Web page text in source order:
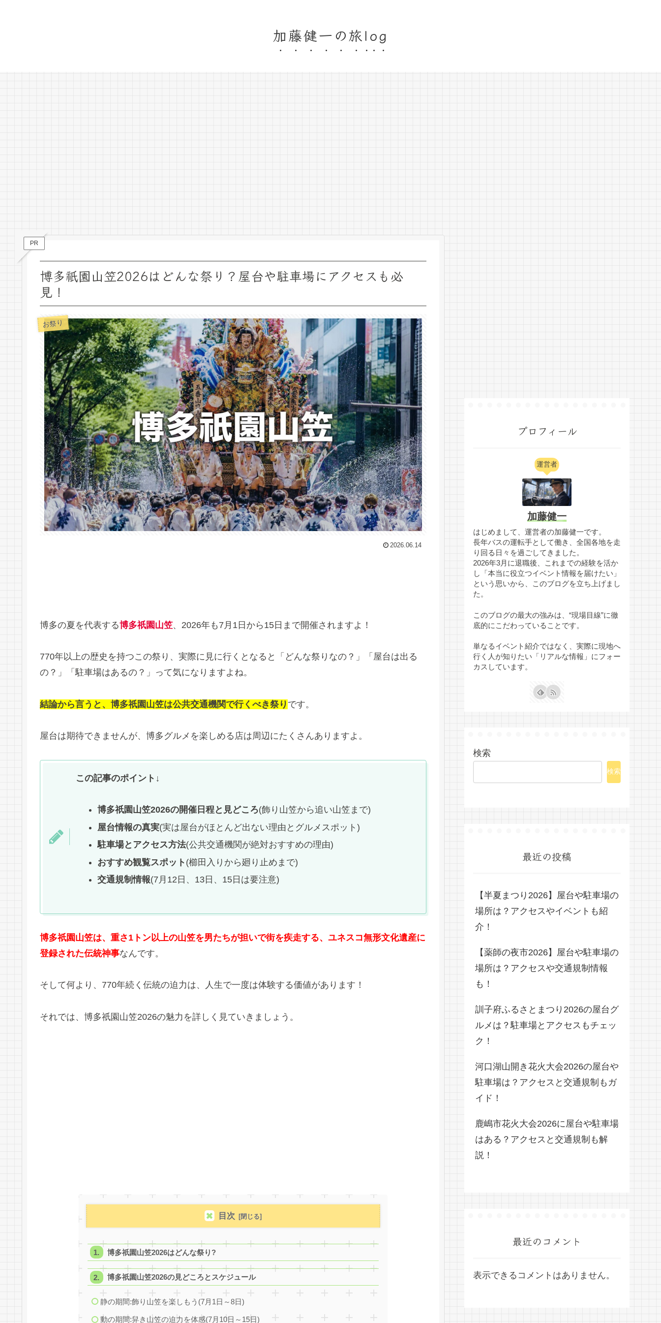
加藤健一の旅log
PR
博多祇園山笠2026はどんな祭り？屋台や駐車場にアクセスも必
見！
お祭り
2026.06.14
博多の夏を代表する博多祇園山笠、2026年も7月1日から15日まで開催されますよ！
770年以上の歴史を持つこの祭り、実際に見に行くとなると「どんな祭りなの？」「屋台は出る
の？」「駐車場はあるの？」って気になりますよね。
結論から言うと、博多祇園山笠は公共交通機関で行くべき祭り です。
屋台は期待できませんが、博多グルメを楽しめる店は周辺にたくさんありますよ。
この記事のポイント↓
博多祇園山笠2026の開催日程と見どころ(飾り山笠から追い山笠まで)
屋台情報の真実(実は屋台がほとんど出ない理由とグルメスポット)
駐車場とアクセス方法(公共交通機関が絶対おすすめの理由)
おすすめ観覧スポット (櫛田入りから廻り止めまで)
交通規制情報(7月12日、13日、15日は要注意)
博多祇園山笠は、重さ1トン以上の山笠を男たちが担いで街を疾走する、ユネスコ無形文化遺産に
登録された伝統神事なんです。
そして何より、770年続く伝統の迫力は、人生で一度は体験する価値があります！
それでは、博多祇園山笠2026の魅力を詳しく見ていきましょう。
目次
博多祇園山笠2026はどんな祭り?
博多祇園山笠2026の見どころとスケジュール
静の期間:飾り山笠を楽しもう(7月1日～8日)
動の期間:舁き山笠の迫力を体感(7月10日～15日)
プロフィール
運営者
加藤健一
はじめまして、運営者の加藤健一です。
長年バスの運転手として働き、全国各地を走
り回る日々を過ごしてきました。
2026年3月に退職後、これまでの経験を活か
し「本当に役立つイベント情報を届けたい」
という思いから、このブログを立ち上げまし
た。
このブログの最大の強みは、“現場目線”に徹
底的にこだわっていることです。
単なるイベント紹介ではなく、実際に現地へ
行く人が知りたい「リアルな情報」にフォー
カスしています。
検索
検索
最近の投稿
【半夏まつり2026】屋台や駐車場の
場所は？アクセスやイベントも紹
介！
【薬師の夜市2026】屋台や駐車場の
場所は？アクセスや交通規制情報
も！
訓子府ふるさとまつり2026の屋台グ
ルメは？駐車場とアクセスもチェッ
ク！
河口湖山開き花火大会2026の屋台や
駐車場は？アクセスと交通規制もガ
イド！
鹿嶋市花火大会2026に屋台や駐車場
はある？アクセスと交通規制も解
説！
最近のコメント
表示できるコメントはありません。